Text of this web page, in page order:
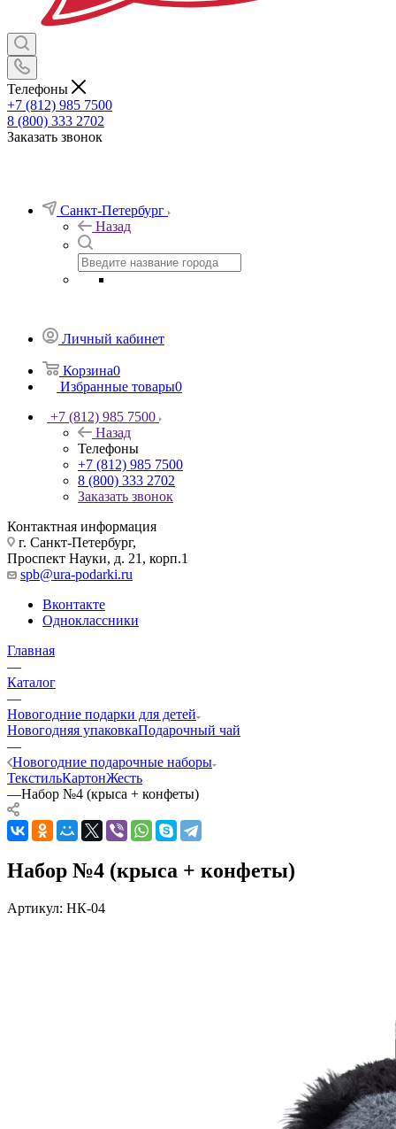
Телефоны
+7 (812) 985 7500
8 (800) 333 2702
Заказать звонок
Санкт-Петербург
Назад
Личный кабинет
Корзина0
Избранные товары0
+7 (812) 985 7500
Назад
Телефоны
+7 (812) 985 7500
8 (800) 333 2702
Заказать звонок
Контактная информация
г. Санкт-Петербург,
Проспект Науки, д. 21, корп.1
spb@ura-podarki.ru
Вконтакте
Одноклассники
Главная
—
Каталог
—
Новогодние подарки для детей
Новогодняя упаковкаПодарочный чай
—
Новогодние подарочные наборы
ТекстильКартонЖесть
—Набор №4 (крыса + конфеты)
Набор №4 (крыса + конфеты)
Артикул: НК-04